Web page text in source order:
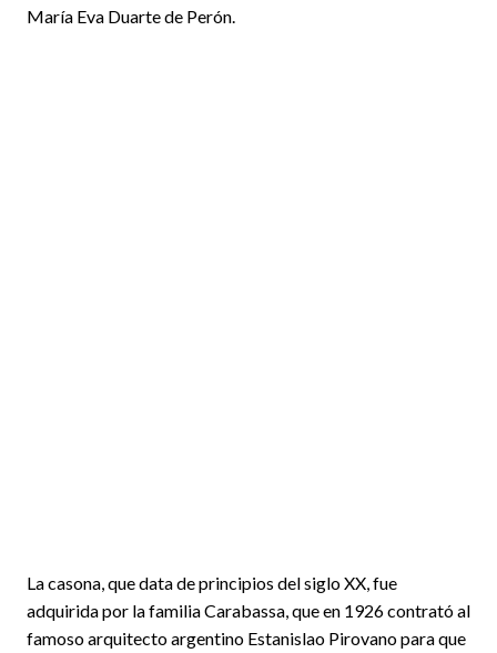
María Eva Duarte de Perón.
La casona, que data de principios del siglo XX, fue
adquirida por la familia Carabassa, que en 1926 contrató al
famoso arquitecto argentino Estanislao Pirovano para que